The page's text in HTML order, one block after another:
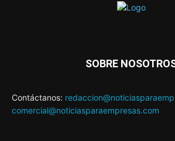
SOBRE
Contáctanos:
comercial@noticiasparaempresas.com